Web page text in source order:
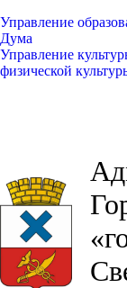
Управление
Дума
Управление
физической